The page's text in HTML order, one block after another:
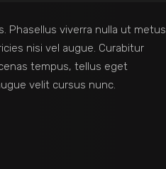
Phasellus viverra nulla ut metus
nisi vel augue. Curabitur
tempus, tellus eget
velit cursus nunc.